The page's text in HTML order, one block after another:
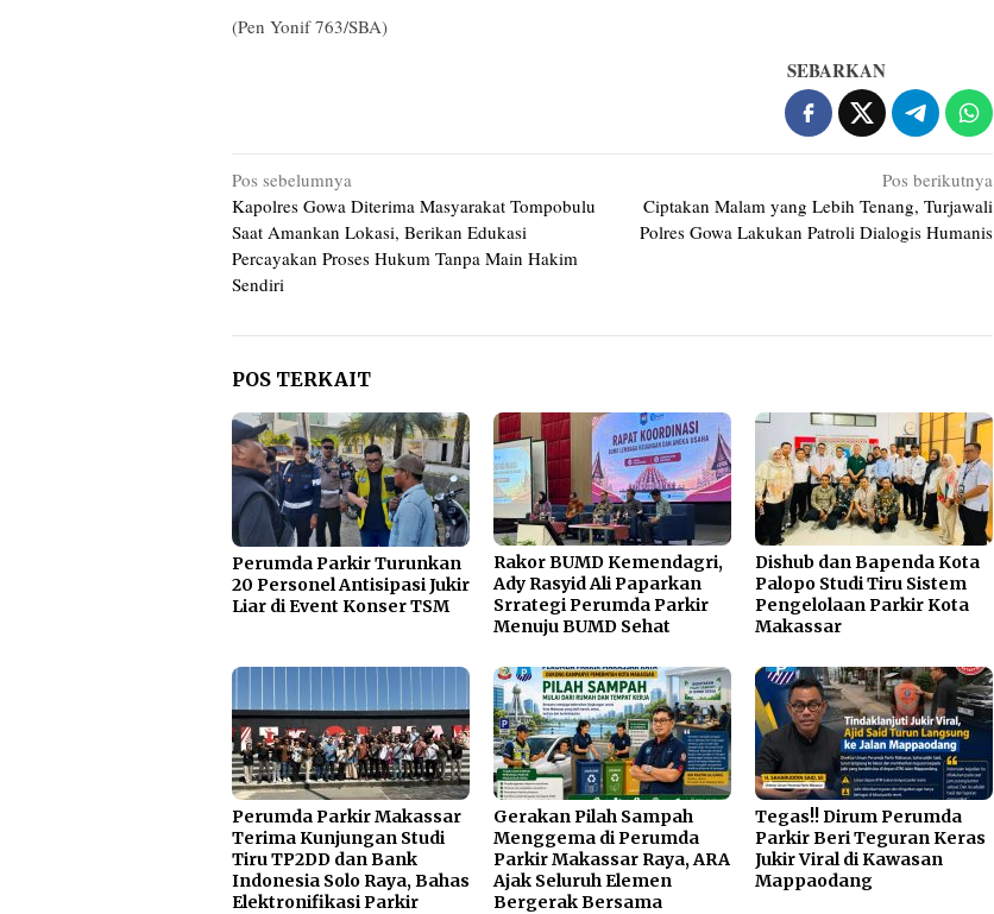
(Pen Yonif 763/SBA)
SEBARKAN
Navigasi
pos
Pos sebelumnya
Kapolres Gowa Diterima Masyarakat Tompobulu
Saat Amankan Lokasi, Berikan Edukasi
Percayakan Proses Hukum Tanpa Main Hakim
Sendiri
Pos berikutnya
Ciptakan Malam yang Lebih Tenang, Turjawali
Polres Gowa Lakukan Patroli Dialogis Humanis
POS TERKAIT
Perumda Parkir Turunkan
20 Personel Antisipasi Jukir
Liar di Event Konser TSM
Rakor BUMD Kemendagri,
Ady Rasyid Ali Paparkan
Srrategi Perumda Parkir
Menuju BUMD Sehat
Dishub dan Bapenda Kota
Palopo Studi Tiru Sistem
Pengelolaan Parkir Kota
Makassar
Perumda Parkir Makassar
Terima Kunjungan Studi
Tiru TP2DD dan Bank
Indonesia Solo Raya, Bahas
Elektronifikasi Parkir
Gerakan Pilah Sampah
Menggema di Perumda
Parkir Makassar Raya, ARA
Ajak Seluruh Elemen
Bergerak Bersama
Tegas!! Dirum Perumda
Parkir Beri Teguran Keras
Jukir Viral di Kawasan
Mappaodang